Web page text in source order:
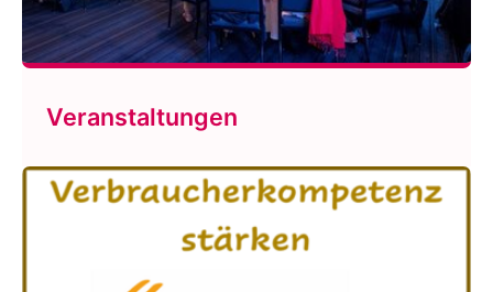
Veranstaltungen